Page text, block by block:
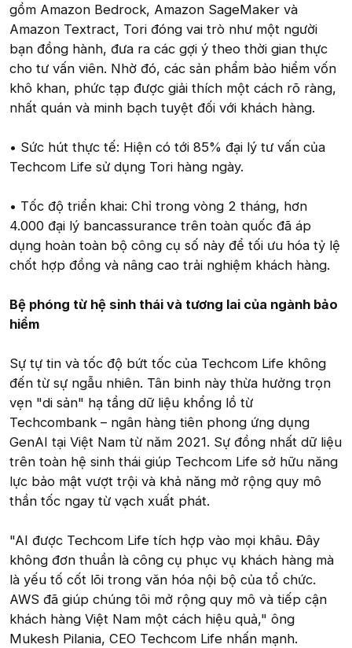
gồm Amazon Bedrock, Amazon SageMaker và
Amazon Textract, Tori đóng vai trò như một người
bạn đồng hành, đưa ra các gợi ý theo thời gian thực
cho tư vấn viên. Nhờ đó, các sản phẩm bảo hiểm vốn
khô khan, phức tạp được giải thích một cách rõ ràng,
nhất quán và minh bạch tuyệt đối với khách hàng.
• Sức hút thực tế: Hiện có tới 85% đại lý tư vấn của
Techcom Life sử dụng Tori hàng ngày.
• Tốc độ triển khai: Chỉ trong vòng 2 tháng, hơn
4.000 đại lý bancassurance trên toàn quốc đã áp
dụng hoàn toàn bộ công cụ số này để tối ưu hóa tỷ lệ
chốt hợp đồng và nâng cao trải nghiệm khách hàng.
Bệ phóng từ hệ sinh thái và tương lai của ngành bảo
hiểm
Sự tự tin và tốc độ bứt tốc của Techcom Life không
đến từ sự ngẫu nhiên. Tân binh này thừa hưởng trọn
vẹn "di sản" hạ tầng dữ liệu khổng lồ từ
Techcombank – ngân hàng tiên phong ứng dụng
GenAI tại Việt Nam từ năm 2021. Sự đồng nhất dữ liệu
trên toàn hệ sinh thái giúp Techcom Life sở hữu năng
lực bảo mật vượt trội và khả năng mở rộng quy mô
thần tốc ngay từ vạch xuất phát.
"AI được Techcom Life tích hợp vào mọi khâu. Đây
không đơn thuần là công cụ phục vụ khách hàng mà
là yếu tố cốt lõi trong văn hóa nội bộ của tổ chức.
AWS đã giúp chúng tôi mở rộng quy mô và tiếp cận
khách hàng Việt Nam một cách hiệu quả," ông
Mukesh Pilania, CEO Techcom Life nhấn mạnh.